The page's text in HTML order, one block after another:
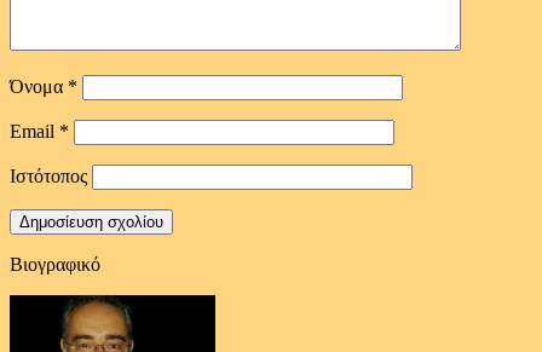
Όνομα *
Email *
Ιστότοπος
Βιογραφικό